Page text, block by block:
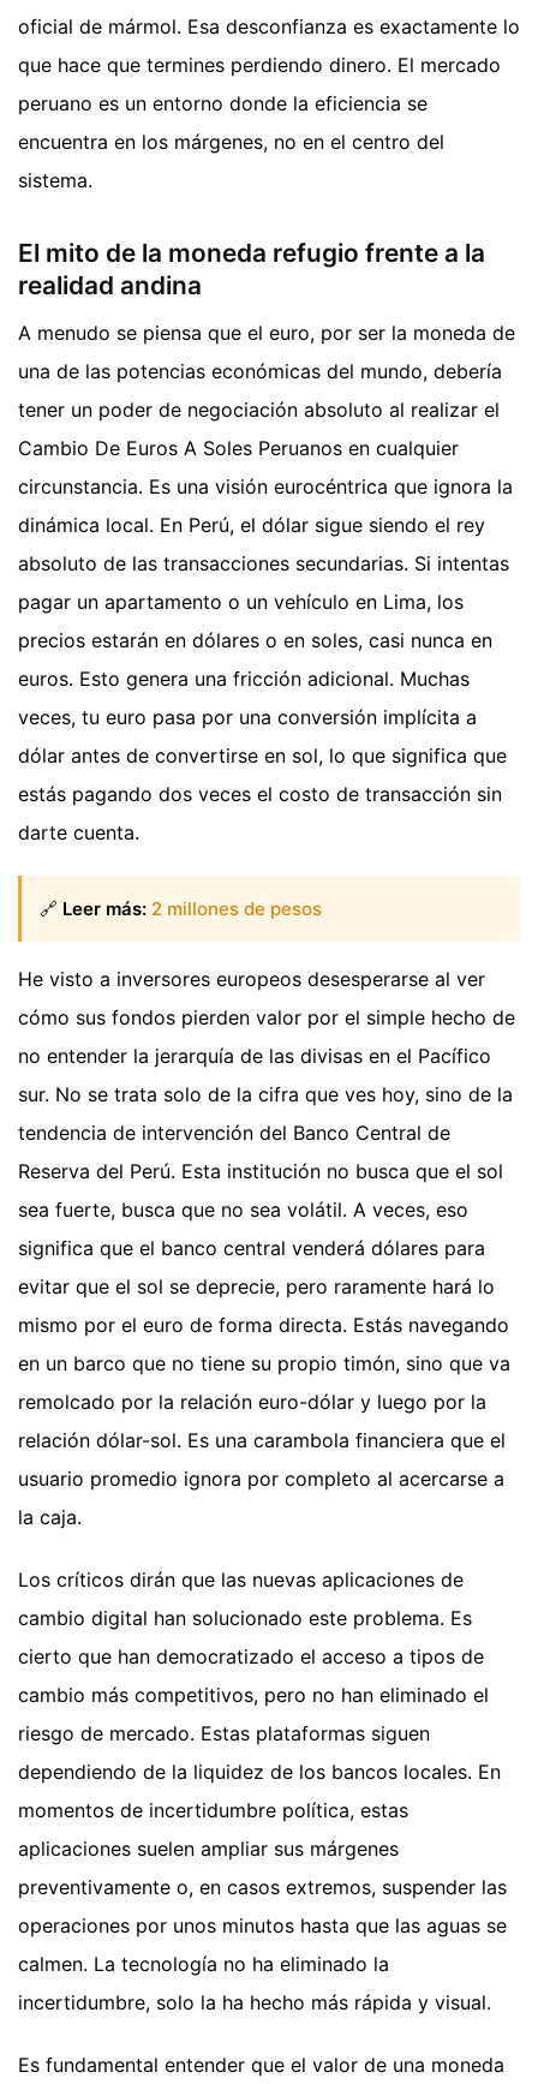
oficial de mármol. Esa desconfianza es exactamente lo
que hace que termines perdiendo dinero. El mercado
peruano es un entorno donde la eficiencia se
encuentra en los márgenes, no en el centro del
sistema.
El mito de la moneda refugio frente a la
realidad andina
A menudo se piensa que el euro, por ser la moneda de
una de las potencias económicas del mundo, debería
tener un poder de negociación absoluto al realizar el
Cambio De Euros A Soles Peruanos en cualquier
circunstancia. Es una visión eurocéntrica que ignora la
dinámica local. En Perú, el dólar sigue siendo el rey
absoluto de las transacciones secundarias. Si intentas
pagar un apartamento o un vehículo en Lima, los
precios estarán en dólares o en soles, casi nunca en
euros. Esto genera una fricción adicional. Muchas
veces, tu euro pasa por una conversión implícita a
dólar antes de convertirse en sol, lo que significa que
estás pagando dos veces el costo de transacción sin
darte cuenta.
🔗 Leer más: 2 millones de pesos
He visto a inversores europeos desesperarse al ver
cómo sus fondos pierden valor por el simple hecho de
no entender la jerarquía de las divisas en el Pacífico
sur. No se trata solo de la cifra que ves hoy, sino de la
tendencia de intervención del Banco Central de
Reserva del Perú. Esta institución no busca que el sol
sea fuerte, busca que no sea volátil. A veces, eso
significa que el banco central venderá dólares para
evitar que el sol se deprecie, pero raramente hará lo
mismo por el euro de forma directa. Estás navegando
en un barco que no tiene su propio timón, sino que va
remolcado por la relación euro-dólar y luego por la
relación dólar-sol. Es una carambola financiera que el
usuario promedio ignora por completo al acercarse a
la caja.
Los críticos dirán que las nuevas aplicaciones de
cambio digital han solucionado este problema. Es
cierto que han democratizado el acceso a tipos de
cambio más competitivos, pero no han eliminado el
riesgo de mercado. Estas plataformas siguen
dependiendo de la liquidez de los bancos locales. En
momentos de incertidumbre política, estas
aplicaciones suelen ampliar sus márgenes
preventivamente o, en casos extremos, suspender las
operaciones por unos minutos hasta que las aguas se
calmen. La tecnología no ha eliminado la
incertidumbre, solo la ha hecho más rápida y visual.
Es fundamental entender que el valor de una moneda